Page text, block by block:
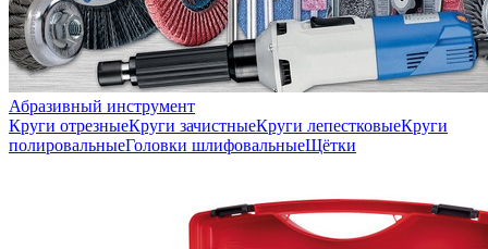
Абразивный инструмент
Круги отрезныеКруги зачистныеКруги лепестковыеКруги
полировальныеГоловки шлифовальныеЩётки